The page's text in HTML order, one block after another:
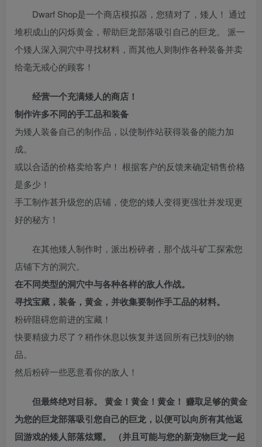
Dwarf Shop是一个商店模拟器，您猜对了，矮人！ 通过
堆积成山的闪烁黄金，帮助巨龙部落吸引自己的巨龙。 派一
个矮人深入洞穴中寻找材料，而其他人则制作各种装备并卖
给毫无戒心的顾客！
经营一个充满矮人的商店！
制作许多不同的手工品和装备
为矮人装备自己的制作品，以使制作站获得装备的能力加
成。
或以合适的价格卖给客户！ 根据客户的反馈来确定销售价格
是多少！
手工制作甚升级您的店铺，使您的矮人变得更强壮并发现更
好的秘方！
在其他矮人制作时，派出粉碎者，那个战斗矿工探索您
店铺下方的洞穴。
在不同类型的洞穴中与各种各样的敌人作战。
寻找宝藏，装备，黄金，并收集要制作手工品的材料。
粉碎阻碍您前进的宝藏！
快要精疲力尽了？稍作休息以恢复并送回所有已找到的物
品。
然后粉碎一些恶意看你的敌人！
但最终绝对目标。 黄金！黄金！黄金！ 赚取足够的黄金
为您的巨龙部落吸引您自己的巨龙，以便可以向所有其他返
回游戏的矮人部落炫耀。 （并且可能与您的新宠物巨龙一起